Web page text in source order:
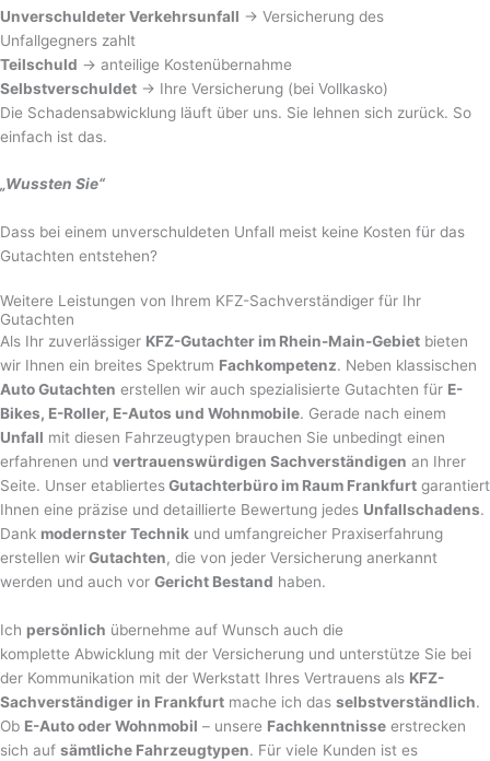
Unverschuldeter Verkehrsunfall → Versicherung des
Unfallgegners zahlt
Teilschuld → anteilige Kostenübernahme
Selbstverschuldet → Ihre Versicherung (bei Vollkasko)
Die Schadensabwicklung läuft über uns. Sie lehnen sich zurück. So
einfach ist das.
„Wussten Sie“
Dass bei einem unverschuldeten Unfall meist keine Kosten für das
Gutachten entstehen?
Weitere Leistungen von Ihrem KFZ-Sachverständiger für Ihr
Gutachten
Als Ihr zuverlässiger KFZ-Gutachter im Rhein-Main-Gebiet bieten
wir Ihnen ein breites Spektrum Fachkompetenz. Neben klassischen
Auto Gutachten erstellen wir auch spezialisierte Gutachten für E-
Bikes, E-Roller, E-Autos und Wohnmobile. Gerade nach einem
Unfall mit diesen Fahrzeugtypen brauchen Sie unbedingt einen
erfahrenen und vertrauenswürdigen Sachverständigen an Ihrer
Seite. Unser etabliertesGutachterbüro im Raum Frankfurt garantiert
Ihnen eine präzise und detaillierte Bewertung jedes Unfallschadens.
Dank modernster Technik und umfangreicher Praxiserfahrung
erstellen wirGutachten, die von jeder Versicherung anerkannt
werden und auch vor Gericht Bestand haben.
Ich persönlich übernehme auf Wunsch auch die
komplette Abwicklung mit der Versicherung und unterstütze Sie bei
der Kommunikation mit der Werkstatt Ihres Vertrauens als KFZ-
Sachverständiger in Frankfurt mache ich das selbstverständlich.
Ob E-Auto oder Wohnmobil – unsere Fachkenntnisse erstrecken
sich auf sämtliche Fahrzeugtypen. Für viele Kunden ist es